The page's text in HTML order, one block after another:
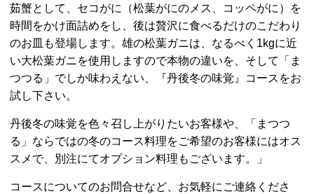
茹蟹として、セコがに（松葉がにのメス、コッペがに）を
時間をかけ面詰めをし、後は贅沢に食べるだけのこだわり
のお皿も登場します。雄の松葉ガニは、なるべく1kgに近
い大松葉ガニを使用しますので本物の違いを、そして「ま
つつる」でしか味わえない、『丹後冬の味覚』コースをお
試し下さい。
丹後冬の味覚を色々召し上がりたいお客様や、「まつつ
る」ならではの冬のコース料理をご希望のお客様にはオス
スメで、別注にてオプション料理もございます。」
コースについてのお問合せなど、お気軽にご連絡くださ